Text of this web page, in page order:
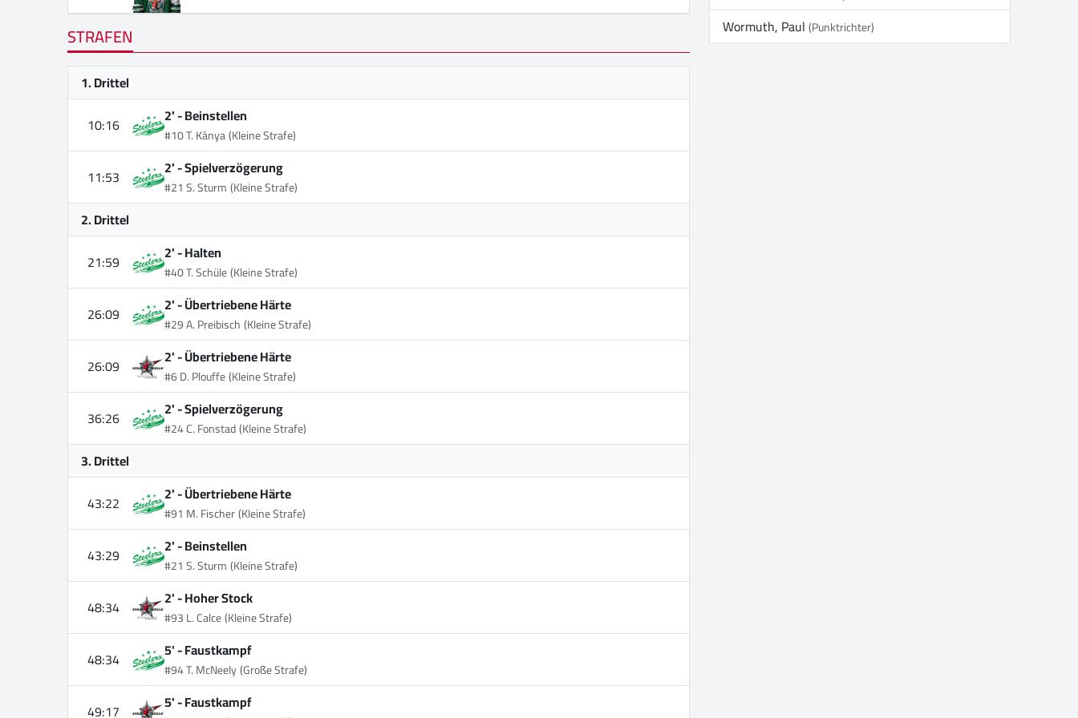
STRAFEN
1. Drittel
10:16
2' -Beinstellen
#10 T. Kánya(Kleine Strafe)
11:53 2' -Spielverzögerung
#21 S. Sturm(Kleine Strafe)
2. Drittel
21:59
2' -Halten
#40 T. Schüle(Kleine Strafe)
26:09 2' -Übertriebene Härte
#29 A. Preibisch(Kleine Strafe)
26:09 2' -Übertriebene Härte
#6 D. Plouffe(Kleine Strafe)
36:26 2' -Spielverzögerung
#24 C. Fonstad(Kleine Strafe)
3. Drittel
43:22
2' -Übertriebene Härte
#91 M. Fischer(Kleine Strafe)
43:29 2' -Beinstellen
#21 S. Sturm(Kleine Strafe)
48:34 2' -Hoher Stock
#93 L. Calce(Kleine Strafe)
48:34 5' -Faustkampf
#94 T. McNeely(Große Strafe)
49:17 5' -Faustkampf
Wormuth, Paul(Punktrichter)